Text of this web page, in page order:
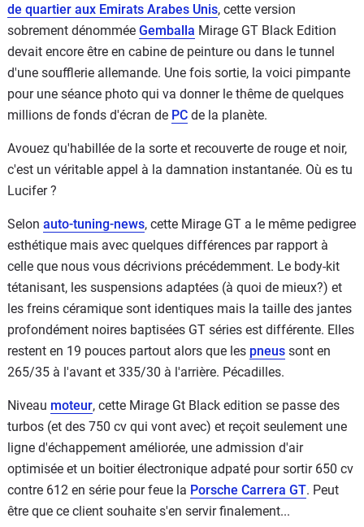
de quartier aux Emirats Arabes Unis, cette version
sobrement dénommée Gemballa Mirage GT Black Edition
devait encore être en cabine de peinture ou dans le tunnel
d'une soufflerie allemande. Une fois sortie, la voici pimpante
pour une séance photo qui va donner le thême de quelques
millions de fonds d'écran de PC de la planète.
Avouez qu'habillée de la sorte et recouverte de rouge et noir,
c'est un véritable appel à la damnation instantanée. Où es tu
Lucifer ?
Selon auto-tuning-news, cette Mirage GT a le même pedigree
esthétique mais avec quelques différences par rapport à
celle que nous vous décrivions précédemment. Le body-kit
tétanisant, les suspensions adaptées (à quoi de mieux?) et
les freins céramique sont identiques mais la taille des jantes
profondément noires baptisées GT séries est différente. Elles
restent en 19 pouces partout alors que les pneus sont en
265/35 à l'avant et 335/30 à l'arrière. Pécadilles.
Niveau moteur, cette Mirage Gt Black edition se passe des
turbos (et des 750 cv qui vont avec) et reçoit seulement une
ligne d'échappement améliorée, une admission d'air
optimisée et un boitier électronique adpaté pour sortir 650 cv
contre 612 en série pour feue la Porsche Carrera GT. Peut
être que ce client souhaite s'en servir finalement...